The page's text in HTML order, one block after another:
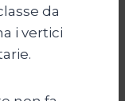
da
i vertici